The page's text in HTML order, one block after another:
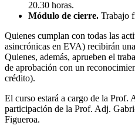
20.30 horas.
Módulo de cierre. Trabajo
Quienes cumplan con todas las
asincrónicas en EVA) recibirán
Quienes, además, aprueben el
de aprobación con un
crédito).
El curso estará a cargo de la Prof.
participación de la Prof. Adj.
Figueroa.